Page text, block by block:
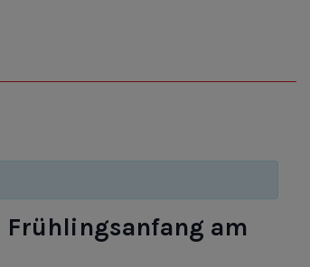
Frühlingsanfang am